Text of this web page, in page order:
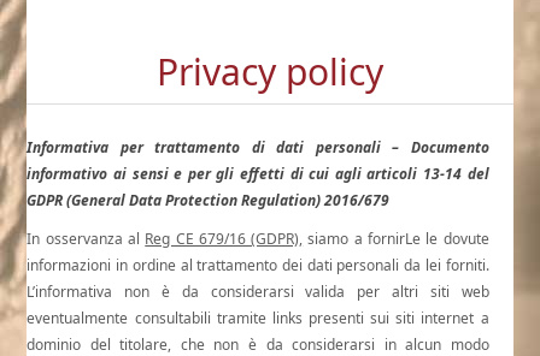
Privacy policy
Informativa per trattamento di dati personali – Documento
informativo ai sensi e per gli effetti di cui agli articoli 13-14 del
GDPR (General Data Protection Regulation) 2016/679
In osservanza al Reg CE 679/16 (GDPR), siamo a fornirLe le dovute
informazioni in ordine al trattamento dei dati personali da lei forniti.
L’informativa non è da considerarsi valida per altri siti web
eventualmente consultabili tramite links presenti sui siti internet a
dominio del titolare, che non è da considerarsi in alcun modo